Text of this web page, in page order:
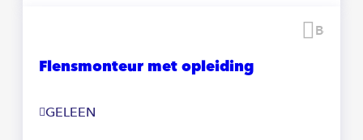
Flensmonteur met opleiding
GELEEN